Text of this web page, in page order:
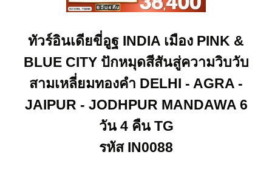
ทัวร์อินเดียขี่อูฐ INDIA เมือง PINK &
BLUE CITY ปักหมุดสีสันสู่ความวิบวับ
สามเหลี่ยมทองคำ DELHI - AGRA -
JAIPUR - JODHPUR MANDAWA 6
วัน 4 คืน TG
รหัส IN0088